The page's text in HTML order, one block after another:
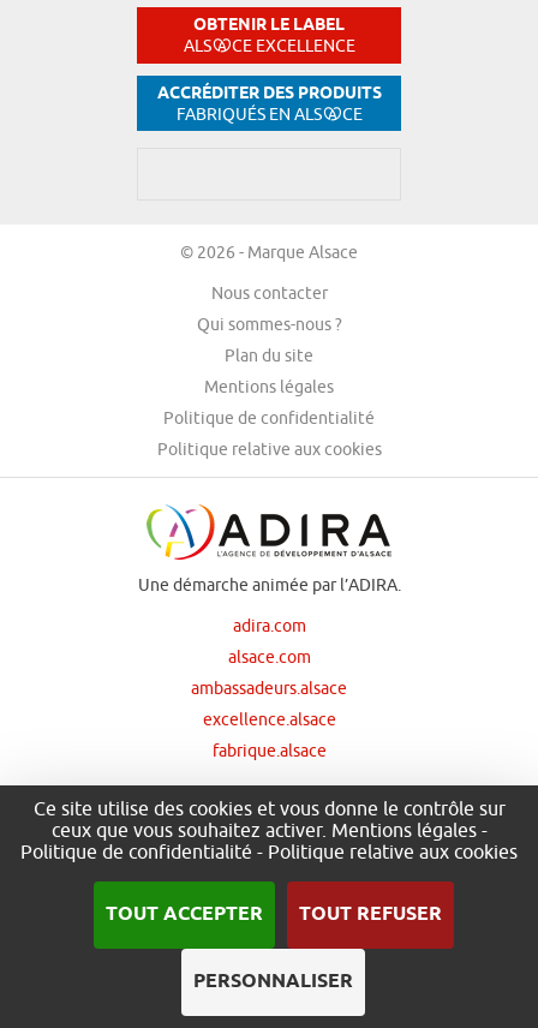
OBTENIR LE LABEL
ALS CE EXCELLENCE
ACCRÉDITER DES PRODUITS
FABRIQUÉS EN ALS CE
© 2026 - Marque Alsace
Nous contacter
Qui sommes-nous ?
Plan du site
Mentions légales
Politique de confidentialité
Politique relative aux cookies
Une démarche animée par l’ADIRA.
adira.com
alsace.com
ambassadeurs.alsace
excellence.alsace
fabrique.alsace
Nos principaux financeurs
Ce site utilise des cookies et vous donne le contrôle sur
ceux que vous souhaitez activer. Mentions légales-
Politique de confidentialité - Politique relative aux cookies
TOUT ACCEPTER TOUT REFUSER
PERSONNALISER